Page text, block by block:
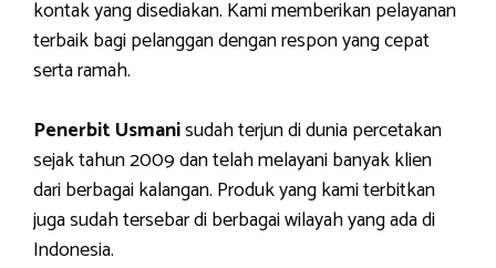
kontak yang disediakan. Kami memberikan pelayanan
terbaik bagi pelanggan dengan respon yang cepat
serta ramah.
Penerbit Usmanisudah terjun di dunia percetakan
sejak tahun 2009 dan telah melayani banyak klien
dari berbagai kalangan. Produk yang kami terbitkan
juga sudah tersebar di berbagai wilayah yang ada di
Indonesia.